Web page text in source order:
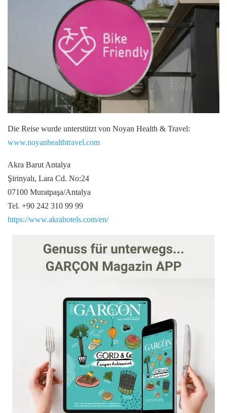
Die Reise wurde unterstützt von Noyan Health & Travel:
www.noyanhealthtravel.com
Akra Barut Antalya
Şirinyalı, Lara Cd. No:24
07100 Muratpaşa/Antalya
Tel. +90 242 310 99 99
https://www.akrahotels.com/en/